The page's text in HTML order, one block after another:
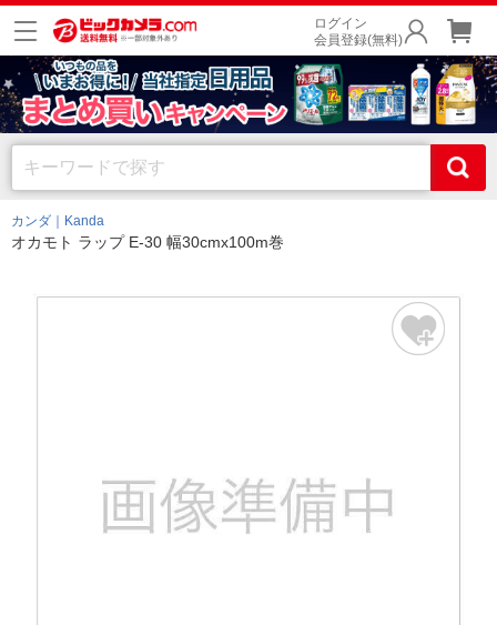
ログイン
会員登録(無料)
カンダ｜Kanda
オカモト ラップ E-30 幅30cmx100m巻